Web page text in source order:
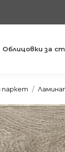
Облицовки за
паркет